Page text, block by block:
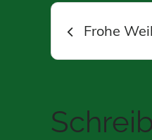
Frohe